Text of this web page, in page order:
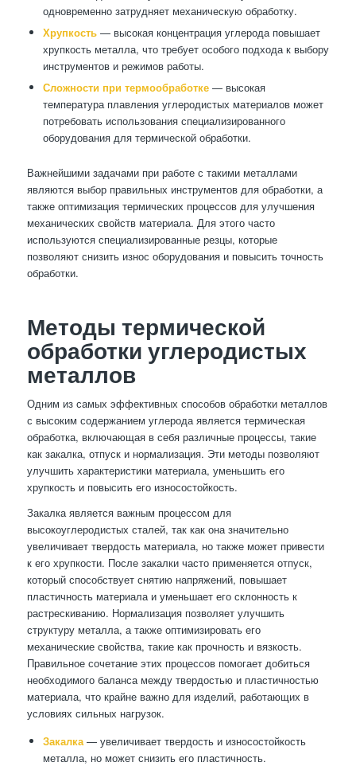
одновременно затрудняет механическую обработку.
Хрупкость— высокая концентрация углерода повышает
хрупкость металла, что требует особого подхода к выбору
инструментов и режимов работы.
Сложности при термообработке— высокая
температура плавления углеродистых материалов может
потребовать использования специализированного
оборудования для термической обработки.
Важнейшими задачами при работе с такими металлами
являются выбор правильных инструментов для обработки, а
также оптимизация термических процессов для улучшения
механических свойств материала. Для этого часто
используются специализированные резцы, которые
позволяют снизить износ оборудования и повысить точность
обработки.
Методы термической
обработки углеродистых
металлов
Одним из самых эффективных способов обработки металлов
с высоким содержанием углерода является термическая
обработка, включающая в себя различные процессы, такие
как закалка, отпуск и нормализация. Эти методы позволяют
улучшить характеристики материала, уменьшить его
хрупкость и повысить его износостойкость.
Закалка является важным процессом для
высокоуглеродистых сталей, так как она значительно
увеличивает твердость материала, но также может привести
к его хрупкости. После закалки часто применяется отпуск,
который способствует снятию напряжений, повышает
пластичность материала и уменьшает его склонность к
растрескиванию. Нормализация позволяет улучшить
структуру металла, а также оптимизировать его
механические свойства, такие как прочность и вязкость.
Правильное сочетание этих процессов помогает добиться
необходимого баланса между твердостью и пластичностью
материала, что крайне важно для изделий, работающих в
условиях сильных нагрузок.
Закалка— увеличивает твердость и износостойкость
металла, но может снизить его пластичность.